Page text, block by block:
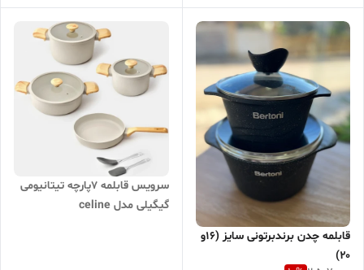
قابلمه چدن برندبرتونی سایز (۱۶و
۲۰)
سرویس قابلمه 7پارچه تیتانیومی
گیگیلی مدل celine